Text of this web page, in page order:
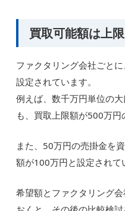
買取可能額は上
ファクタリング会社ごと
設定されています。
例えば、数千万円単位の
も、買取上限額が500万円
また、50万円の売掛金を
額が100万円と設定されて
希望額とファクタリング